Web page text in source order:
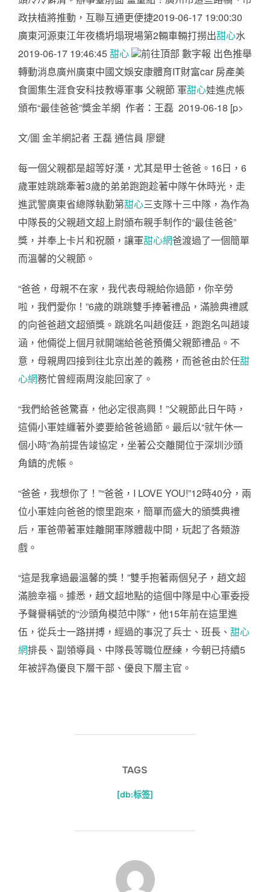
政扶植將推動，互聯互通更便捷2019-06-17 19:00:30
廣東河源東江年夜橋坍塌現場第2輛車輛打撈出甜心水
2019-06-17 19:46:45甜心
前往頂部 數字報 出色推舉
轉動消息廣州廣東中國文娛安康體育IT財富car 房產美
食圖集生涯食安科技教導軍事 父親節 軍甜心娃進虎帳
頒布“最佳爸爸”獎金羊網 作者：王磊 2019-06-18 [p>
文/圖 金羊網記者 王磊 通信員 廖鍵
每一個父親都是超等好漢，尤其是甲士爸爸。16日，6
歲軍娃跳跳牽著3歲的弟弟跑跑趁著中隊午休時光，走
進武警廣東省總隊執勤第甜心三支隊十三中隊，為作為
中隊長的父親趙文超上尉頒布親手制作的“最佳爸爸”
獎，并奉上卡片和祝願，讓軍甜心網爸渡過了一個簡單
而溫馨的父親節。
“爸爸，母親不在家，我代表母親給你過節，你辛勞
啦，我們愛你！”6歲的跳跳雙手捧著禮品，滿臉典禮感
的向爸爸趙文超頒獎。跳跳名叫趙俊廷，跑跑名叫趙竣
涵，他倆從上個月就開端給爸爸預備父親節禮品。不
意，母親周四接到往北京出差的義務，而爸爸由於任甜
心網務忙曾經兩周沒能回家了。
“我們給爸爸驚喜，他必定很高興！”父親節此日午時，
這倆小軍娃纏著外婆要給爸爸過節。最后以“就午休一
個小時”為前提告竣協定，坐著公交離開位于深圳沙頭
角鎮的虎帳。
“爸爸，我想你了！”“爸爸，I LOVE YOU!”12時40分，兩
位小軍娃向爸爸的懷里跑來，簡單而盛大的頒獎典禮
后，軍爸帶著軍娃離開軍隊體裁中間，玩起了各類游
戲。
“這是我拿過最溫馨的獎！”雙手抱著兩個兒子，趙文超
滿臉幸福。據悉，趙文超地點的這個中隊是中心軍委授
予聲譽稱號的“沙頭角模范中隊”，他15年前在這里進
伍，從兵士一路拼搏，經過的事況了兵士、班長、 甜心
網排長、副領導員、中隊長等職位歷練，今朝已持續5
年被評為優良下層干部、優良下層主官。
TAGS
[db:标签]
POST AUTHOR